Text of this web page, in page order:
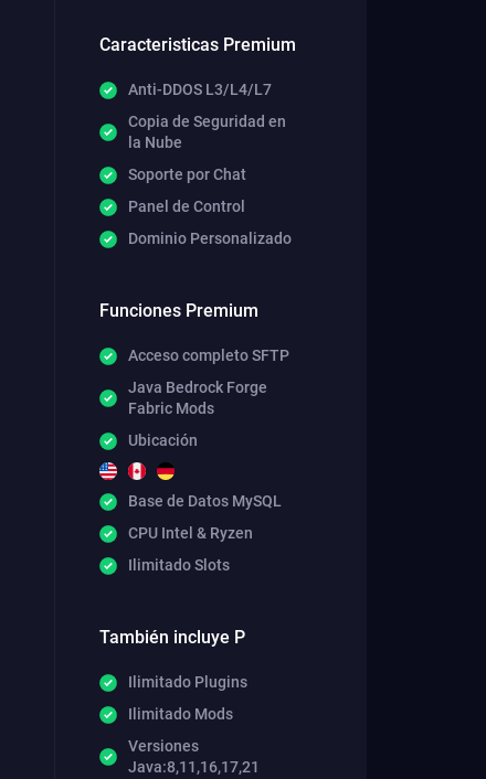
Caracteristicas Premium
Anti-DDOS L3/L4/L7
Copia de Seguridad en
la Nube
Soporte por Chat
Panel de Control
Dominio Personalizado
Funciones Premium
Acceso completo SFTP
Java Bedrock Forge
Fabric Mods
Ubicación
Base de Datos MySQL
CPU Intel & Ryzen
Ilimitado Slots
También incluye P
Ilimitado Plugins
Ilimitado Mods
Versiones
Java:8,11,16,17,21